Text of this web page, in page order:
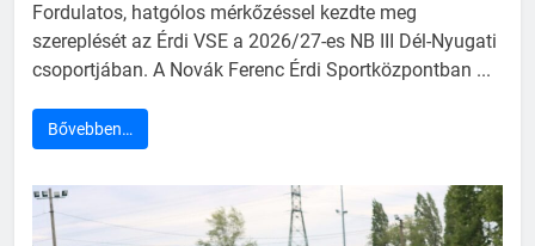
Fordulatos, hatgólos mérkőzéssel kezdte meg
szereplését az Érdi VSE a 2026/27-es NB III Dél-Nyugati
csoportjában. A Novák Ferenc Érdi Sportközpontban ...
Bővebben…